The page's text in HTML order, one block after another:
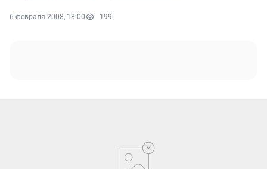
6 февраля 2008, 18:00 199